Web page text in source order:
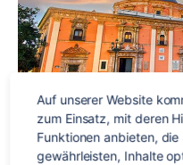
Auf unserer Website
zum Einsatz, mit deren
Funktionen anbieten,
gewährleisten, Inhalte